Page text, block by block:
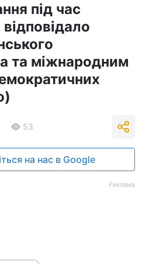
під час
та міжнародним
53
на нас в Google
Реклама